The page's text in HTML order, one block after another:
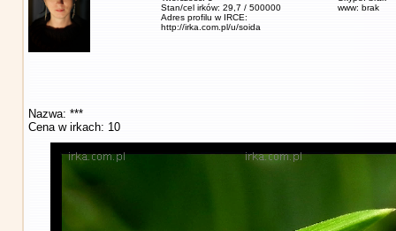
Stan/cel irków: 29,7 / 500000
Adres profilu w IRCE:
http://irka.com.pl/u/soida
www: brak
Nazwa: ***
Cena w irkach: 10